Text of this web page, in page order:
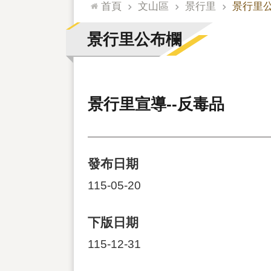
首頁 文山區 景行里 景行里
景行里公布欄
景行里宣導--反毒品
發布日期
115-05-20
下版日期
115-12-31